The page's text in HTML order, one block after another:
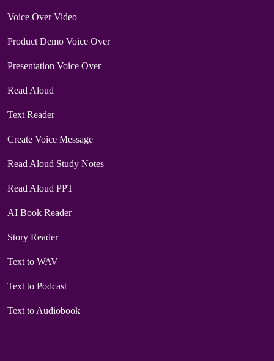
Voice Over Video
Product Demo Voice Over
Presentation Voice Over
Read Aloud
Text Reader
Create Voice Message
Read Aloud Study Notes
Read Aloud PPT
AI Book Reader
Story Reader
Text to WAV
Text to Podcast
Text to Audiobook